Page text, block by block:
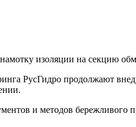
изоляции на секцию
РусГидро продолжают
и методов